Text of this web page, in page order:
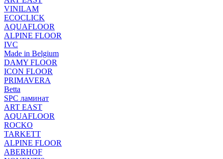
VINILAM
ECOCLICK
AQUAFLOOR
ALPINE FLOOR
IVC
Made in Belgium
DAMY FLOOR
ICON FLOOR
PRIMAVERA
Betta
SPC ламинат
ART EAST
AQUAFLOOR
ROCKO
TARKETT
ALPINE FLOOR
ABERHOF